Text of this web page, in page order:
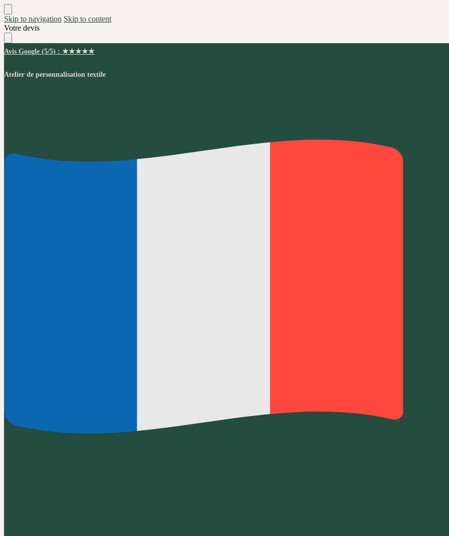
Skip to navigation Skip to content
Votre devis
Avis Google (5/5) : ★★★★★
Atelier de personnalisation textile